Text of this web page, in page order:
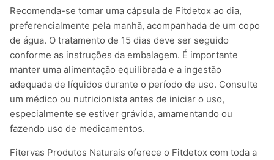
Recomenda-se tomar uma cápsula de Fitdetox ao dia,
preferencialmente pela manhã, acompanhada de um copo
de água. O tratamento de 15 dias deve ser seguido
conforme as instruções da embalagem. É importante
manter uma alimentação equilibrada e a ingestão
adequada de líquidos durante o período de uso. Consulte
um médico ou nutricionista antes de iniciar o uso,
especialmente se estiver grávida, amamentando ou
fazendo uso de medicamentos.
Fitervas Produtos Naturais oferece o Fitdetox com toda a